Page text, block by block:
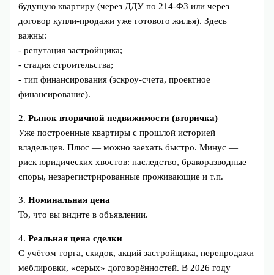
будущую квартиру (через ДДУ по 214‑ФЗ или через
договор купли-продажи уже готового жилья). Здесь
важны:
- репутация застройщика;
- стадия строительства;
- тип финансирования (эскроу-счета, проектное
финансирование).
2.Рынок вторичной недвижимости (вторичка)
Уже построенные квартиры с прошлой историей
владельцев. Плюс — можно заехать быстро. Минус —
риск юридических хвостов: наследство, бракоразводные
споры, незарегистрированные проживающие и т.п.
3.Номинальная цена
То, что вы видите в объявлении.
4.Реальная цена сделки
С учётом торга, скидок, акций застройщика, перепродажи
меблировки, «серых» договорённостей. В 2026 году